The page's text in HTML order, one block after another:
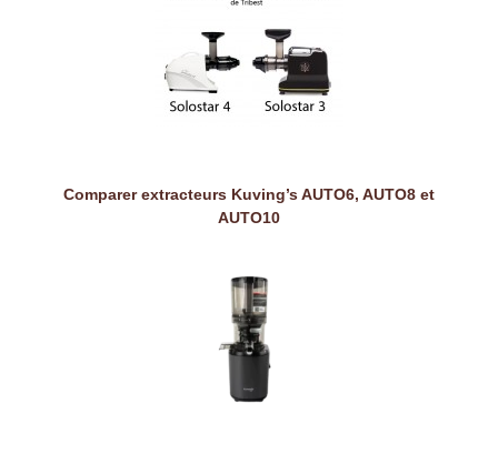
Comparer extracteurs Kuving’s AUTO6, AUTO8 et
AUTO10